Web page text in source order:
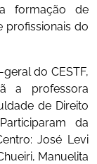
formação de
profissionais do
do CESTF,
a professora
de Direito
da
José Levi
Manuelita